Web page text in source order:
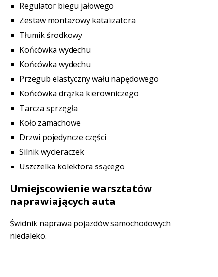
Regulator biegu jałowego
Zestaw montażowy katalizatora
Tłumik środkowy
Końcówka wydechu
Końcówka wydechu
Przegub elastyczny wału napędowego
Końcówka drążka kierowniczego
Tarcza sprzęgła
Koło zamachowe
Drzwi pojedyncze części
Silnik wycieraczek
Uszczelka kolektora ssącego
Umiejscowienie warsztatów
naprawiających auta
Świdnik naprawa pojazdów samochodowych
niedaleko.